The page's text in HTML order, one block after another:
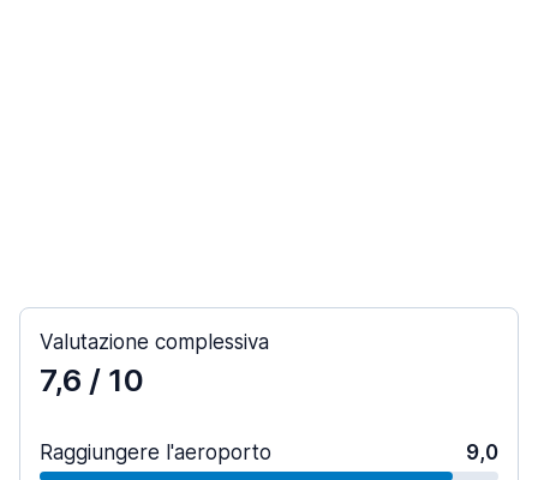
Valutazione complessiva
7,6 / 10
Raggiungere l'aeroporto 9,0